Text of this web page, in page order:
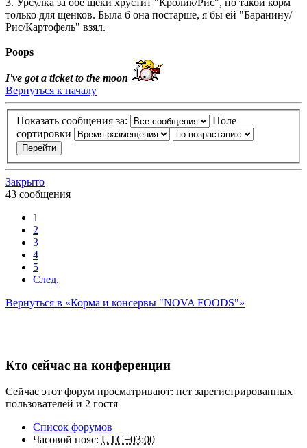
3. Урсулка за обе щеки хрустит "Кролик/Рис", но такой корм
только для щенков. Была б она постарше, я бы ей "Баранину/
Рис/Картофель" взял.
Poops
I've got a ticket to the moon
Вернуться к началу
Показать сообщения за:
Поле
сортировки
Закрыто
43 сообщения
1
2
3
4
5
След.
Вернуться в «Корма и консервы "NOVA FOODS"»
Кто сейчас на конференции
Сейчас этот форум просматривают: нет зарегистрированных
пользователей и 2 гостя
Список форумов
Часовой пояс: UTC+03:00